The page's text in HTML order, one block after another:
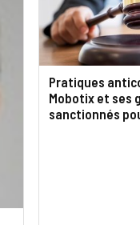
Pratiques
Mobotix et ses
sanctionnés